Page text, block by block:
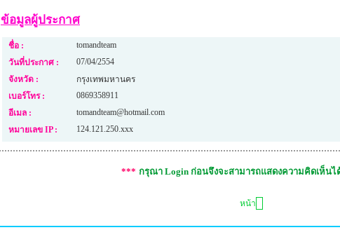
ข้อมูลผู้ประกาศ
ชื่อ :
tomandteam
วันที่ประกาศ :
07/04/2554
จังหวัด :
กรุงเทพมหานคร
เบอร์โทร :
0869358911
อีเมล :
tomandteam@hotmail.com
หมายเลข IP :
124.121.250.xxx
*** กรุณา Login ก่อนจึงจะสามารถแสดงความคิดเห็นไ
หน้า